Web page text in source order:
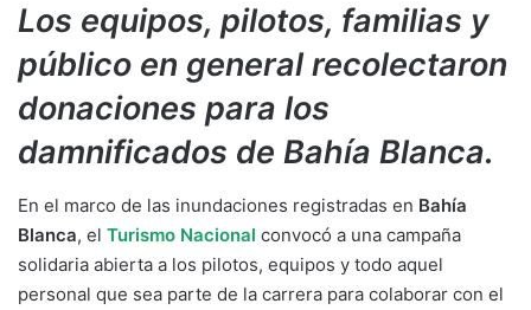
Los equipos, pilotos, familias y
público en general recolectaron
donaciones para los
damnificados de Bahía Blanca.
En el marco de las inundaciones registradas en Bahía
Blanca, el Turismo Nacional convocó a una campaña
solidaria abierta a los pilotos, equipos y todo aquel
personal que sea parte de la carrera para colaborar con el